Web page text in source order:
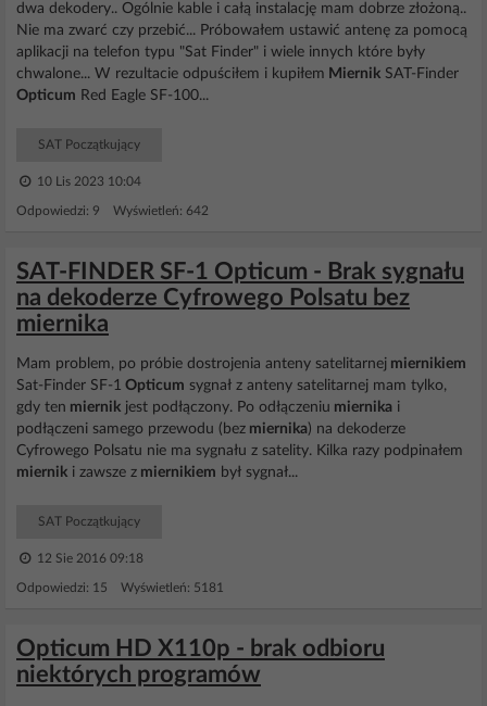
dwa dekodery.. Ogólnie kable i całą instalację mam dobrze złożoną..
Nie ma zwarć czy przebić... Próbowałem ustawić antenę za pomocą
aplikacji na telefon typu "Sat Finder" i wiele innych które były
chwalone... W rezultacie odpuściłem i kupiłem Miernik SAT-Finder
Opticum Red Eagle SF-100...
SAT Początkujący
10 Lis 2023 10:04
Odpowiedzi: 9 Wyświetleń: 642
SAT-FINDER SF-1 Opticum - Brak sygnału
na dekoderze Cyfrowego Polsatu bez
miernika
Mam problem, po próbie dostrojenia anteny satelitarnej miernikiem
Sat-Finder SF-1 Opticum sygnał z anteny satelitarnej mam tylko,
gdy ten miernik jest podłączony. Po odłączeniu miernika i
podłączeni samego przewodu (bez miernika) na dekoderze
Cyfrowego Polsatu nie ma sygnału z satelity. Kilka razy podpinałem
miernik i zawsze z miernikiem był sygnał...
SAT Początkujący
12 Sie 2016 09:18
Odpowiedzi: 15 Wyświetleń: 5181
Opticum HD X110p - brak odbioru
niektórych programów